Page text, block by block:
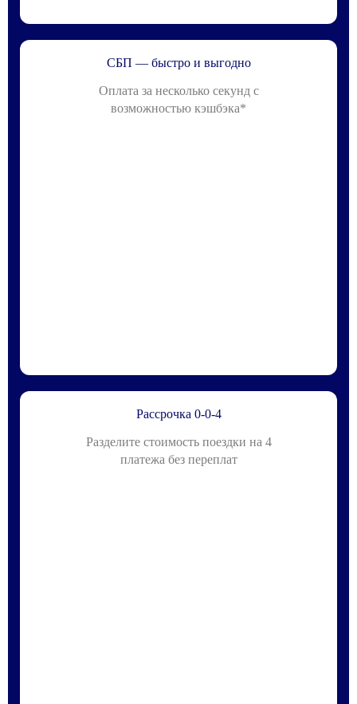
СБП — быстро и выгодно
Оплата за несколько секунд с
возможностью кэшбэка*
Рассрочка 0-0-4
Разделите стоимость поездки на 4
платежа без переплат